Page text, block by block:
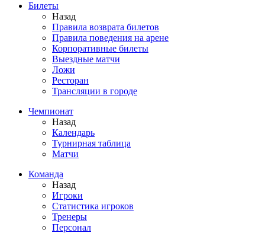
Билеты
Назад
Правила возврата билетов
Правила поведения на арене
Корпоративные билеты
Выездные матчи
Ложи
Ресторан
Трансляции в городе
Чемпионат
Назад
Календарь
Турнирная таблица
Матчи
Команда
Назад
Игроки
Статистика игроков
Тренеры
Персонал